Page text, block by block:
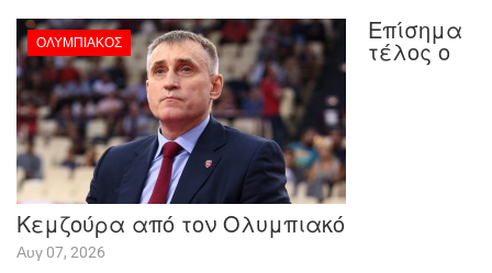
ΟΛΥΜΠΙΑΚΌΣ Επίσημα
τέλος ο
Κεμζούρα από τον Ολυμπιακό
Αυγ 07, 2026